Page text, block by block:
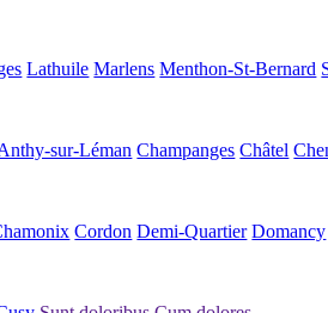
Lathuile Marlens Menthon-St-Bernard
sur-Léman Champanges Châtel
Cordon Demi-Quartier Domancy